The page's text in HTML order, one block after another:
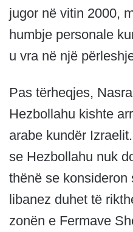
jugor në vitin 2000,
humbje personale
u vra në një
Pas tërheqjes,
Hezbollahu kishte
arabe kundër
se Hezbollahu nuk
thënë se konsideron
libanez duhet të
zonën e Fermave